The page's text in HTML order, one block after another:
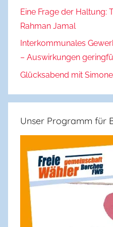
Eine Frage der Haltung:
Rahman Jamal
Interkommunales
– Auswirkungen
Glücksabend mit
Unser Programm für